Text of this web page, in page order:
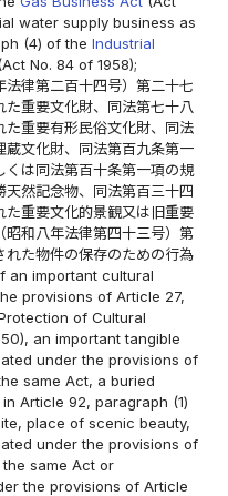
water supply business as
(4) of the Industrial
No. 84 of 1958);
法律第二百十四号）第二十七
重要文化財、同法第七十八
重要有形民俗文化財、同法
文化財、同法第百九条第一
は同法第百十条第一項の規
然記念物、同法第百三十四
重要文化的景観又は旧重要
和八年法律第四十三号）第
れた物件の保存のための行為
an important cultural
provisions of Article 27,
of Cultural
an important tangible
under the provisions of
same Act, a buried
Article 92, paragraph (1)
place of scenic beauty,
under the provisions of
same Act or
the provisions of Article